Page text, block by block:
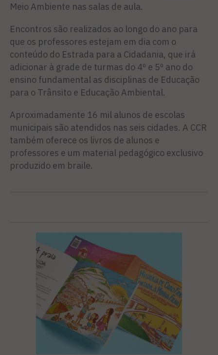
Meio Ambiente nas salas de aula.
Encontros são realizados ao longo do ano para
que os professores estejam em dia com o
conteúdo do Estrada para a Cidadania, que irá
adicionar à grade de turmas do 4º e 5º ano do
ensino fundamental as disciplinas de Educação
para o Trânsito e Educação Ambiental.
Aproximadamente 16 mil alunos de escolas
municipais são atendidos nas seis cidades. A CCR
também oferece os livros de alunos e
professores e um material pedagógico exclusivo
produzido em braile.